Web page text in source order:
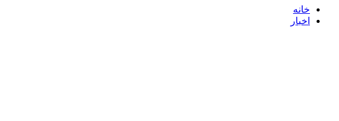
خانه
اخبار